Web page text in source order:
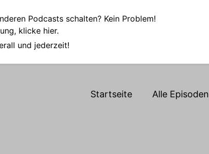
Podcasts schalten? Kein Problem!
klicke hier.
und jederzeit!
Startseite Alle Episoden